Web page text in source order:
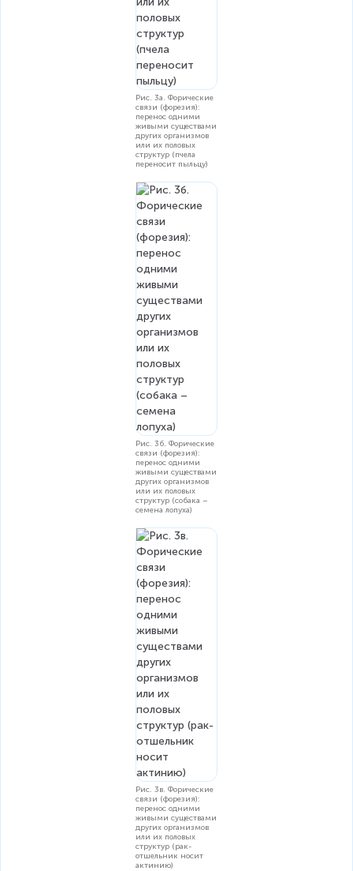
Рис. 3а. Форические
связи (форезия):
перенос одними
живыми существами
других организмов
или их половых
структур (пчела
переносит пыльцу)
Рис. 3б. Форические
связи (форезия):
перенос одними
живыми существами
других организмов
или их половых
структур (собака –
семена лопуха)
Рис. 3в. Форические
связи (форезия):
перенос одними
живыми существами
других организмов
или их половых
структур (рак-
отшельник носит
актинию)